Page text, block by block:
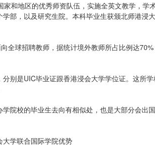
和地区的优秀师资队伍，实施全英文教学，学
部，以及研究生院。本科毕业生获颁北师港浸
全球招聘教师，据统计境外教师所占比例达
别是UIC毕业证跟香港浸会大学学位证。这所
院校的毕业生去向有相似处，也是大部分会出
学联合国际学院优势